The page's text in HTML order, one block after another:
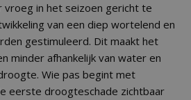
vroeg in het seizoen gericht te
van een diep wortelend en
gestimuleerd. Dit maakt het
minder afhankelijk van water en
Wie pas begint met
eerste droogteschade zichtbaar